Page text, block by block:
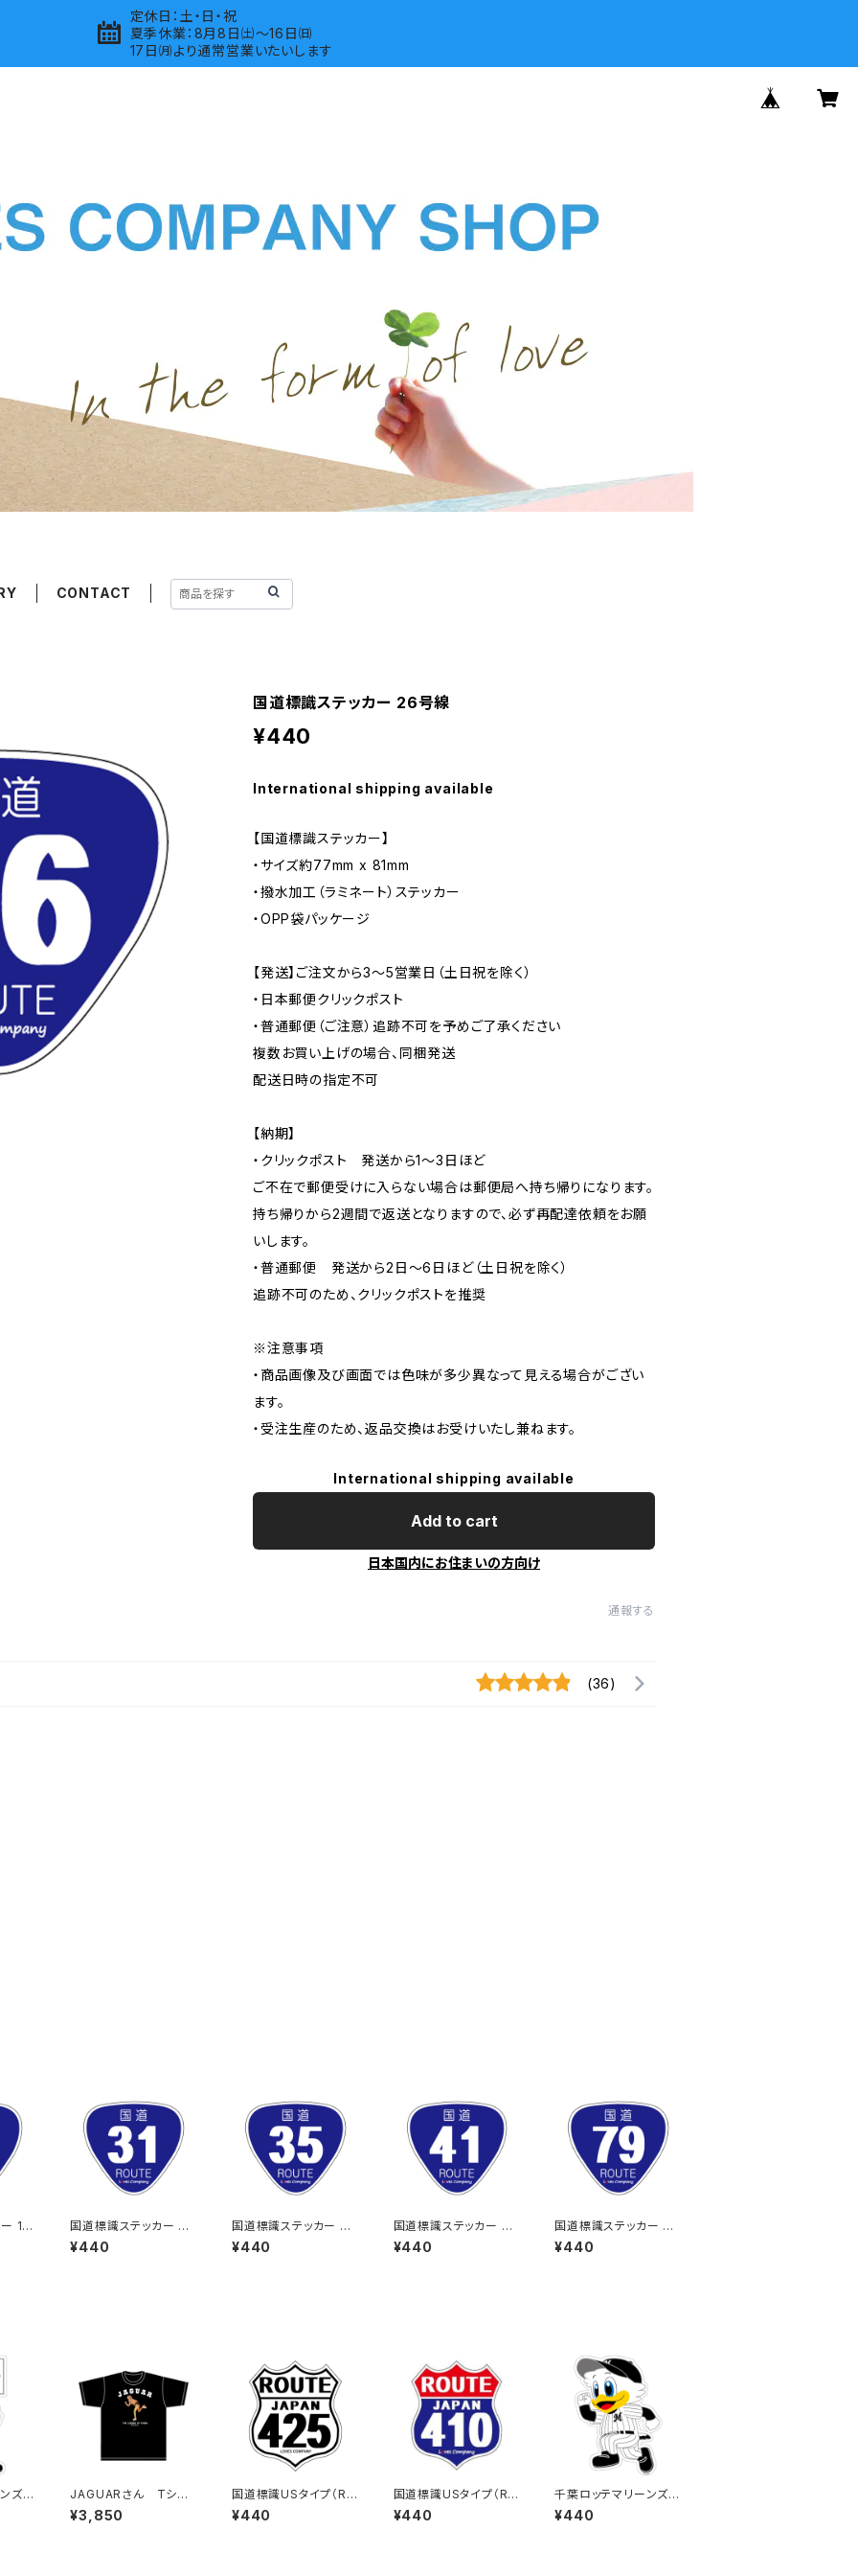
定休日：土・日・祝
夏季休業：8月8日㈯～16日㈰
17日㈪より通常営業いたいします
CONTACT
国道標識ステッカー 26号線
¥440
International shipping available
【国道標識ステッカー】
・サイズ約77mm x 81mm
・撥水加工（ラミネート）ステッカー
・OPP袋パッケージ
【発送】ご注文から3〜5営業日（土日祝を除く）
・日本郵便クリックポスト
・普通郵便（ご注意）追跡不可を予めご了承ください
複数お買い上げの場合、同梱発送
配送日時の指定不可
【納期】
・クリックポスト 発送から1〜3日ほど
ご不在で郵便受けに入らない場合は郵便局へ持ち帰りになります。
持ち帰りから2週間で返送となりますので、必ず再配達依頼をお願
いします。
・普通郵便 発送から2日〜6日ほど（土日祝を除く）
追跡不可のため、クリックポストを推奨
※注意事項
・商品画像及び画面では色味が多少異なって見える場合がござい
ます。
・受注生産のため、返品交換はお受けいたし兼ねます。
International shipping available
Add to cart
日本国内にお住まいの方向け
通報する
(36)
ー 16
国道標識ステッカー 31
号線
¥440
国道標識ステッカー 35
号線
¥440
国道標識ステッカー 41
号線
¥440
国道標識ステッカー 79
号線
¥440
ズス
JAGUARさん Tシャ
ツ（LEGEND-B）Black
¥3,850
国道標識USタイプ（RO
UTE）ステッカー 425
号線（ホワイト）
¥440
国道標識USタイプ（RO
UTE）ステッカー 410号
線
¥440
千葉ロッテマリーンズス
テッカー14
¥440